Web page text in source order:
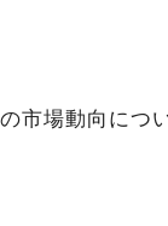
市場動向につ